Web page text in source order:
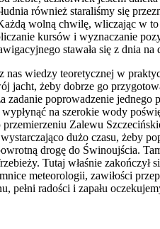
również staraliśmy się
wolną chwilę, wliczając w
kursów i wyznaczanie
stawała się z dnia
wiedzy teoretycznej w
żeby dobrze go
zadanie poprowadzenie
na szerokie wody
Zalewu
dużo czasu, żeby
drogę do Świnoujścia.
Tutaj właśnie
meteorologii, zawiłości
pełni radości i zapału